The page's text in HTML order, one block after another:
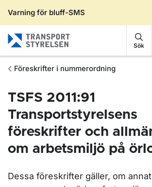
Varning för bluff-SMS
Sök
Föreskrifter i nummerordning
TSFS 2011:91
Transportstyrelsens
föreskrifter och
om arbetsmiljö på
Dessa föreskrifter gäller, om